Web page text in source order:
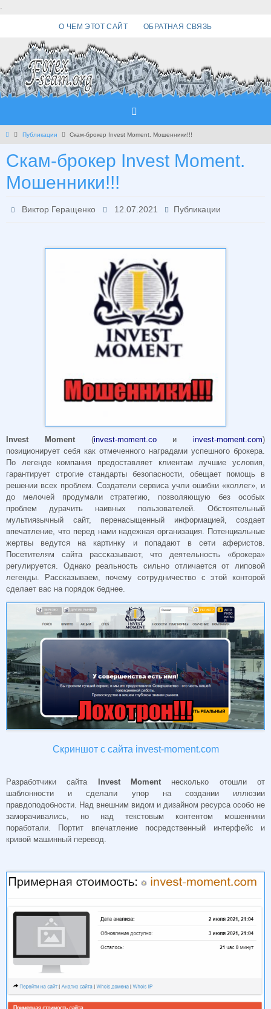
.
О ЧЕМ ЭТОТ САЙТ ОБРАТНАЯ СВЯЗЬ
Главная
Публикации Скам-брокер Invest Moment. Мошенники!!!
Скам-брокер Invest Moment.
Мошенники!!!
Виктор Геращенко 12.07.2021 Публикации
Invest Moment(invest-moment.coи invest-moment.com)
позиционирует себя как отмеченного наградами успешного брокера.
По легенде компания предоставляет клиентам лучшие условия,
гарантирует строгие стандарты безопасности, обещает помощь в
решении всех проблем. Создатели сервиса учли ошибки «коллег», и
до мелочей продумали стратегию, позволяющую без особых
проблем дурачить наивных пользователей. Обстоятельный
мультиязычный сайт, перенасыщенный информацией, создает
впечатление, что перед нами надежная организация. Потенциальные
жертвы ведутся на картинку и попадают в сети аферистов.
Посетителям сайта рассказывают, что деятельность «брокера»
регулируется. Однако реальность сильно отличается от липовой
легенды. Рассказываем, почему сотрудничество с этой конторой
сделает вас на порядок беднее.
Скриншот с сайта invest-moment.com
Разработчики сайта Invest Moment несколько отошли от
шаблонности и сделали упор на создании иллюзии
правдоподобности. Над внешним видом и дизайном ресурса особо не
заморачивались, но над текстовым контентом мошенники
поработали. Портит впечатление посредственный интерфейс и
кривой машинный перевод.